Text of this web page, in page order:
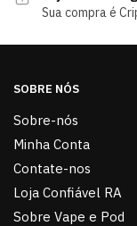
Sua compra é
SOBRE NÓS
Sobre-nós
Minha Conta
Contate-nos
Loja Confiável RA
Sobre Vape e Pod